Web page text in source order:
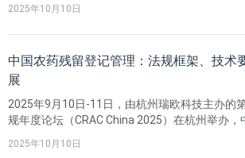
全性与新农药研发》主题展开演讲，深入解析
2025年10月10日
中国农药残留登记管理：法规框架、技术
展
2025年9月10日-11日，由杭州瑞欧科技主办的
规年度论坛（CRAC China 2025）在杭州举办
保护研究所董丰收研究员受邀解读中国农药残留
新进展，展现我国在该领域的监管完善与技术突
2025年10月10日